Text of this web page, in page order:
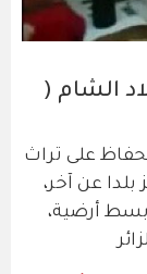
الشام (
على تراث
بلدا عن آخر،
أرضية،